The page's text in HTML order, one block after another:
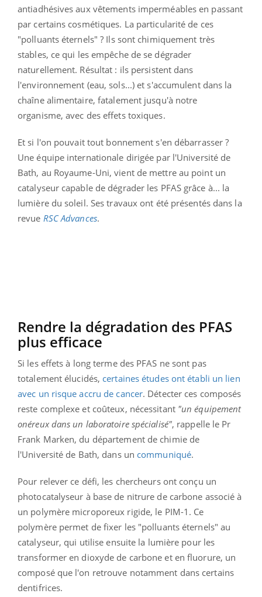
antiadhésives aux vêtements imperméables en passant
par certains cosmétiques. La particularité de ces
"polluants éternels" ? Ils sont chimiquement très
stables, ce qui les empêche de se dégrader
naturellement. Résultat : ils persistent dans
l'environnement (eau, sols...) et s'accumulent dans la
chaîne alimentaire, fatalement jusqu'à notre
organisme, avec des effets toxiques.
Et si l'on pouvait tout bonnement s'en débarrasser ?
Une équipe internationale dirigée par l'Université de
Bath, au Royaume-Uni, vient de mettre au point un
catalyseur capable de dégrader les PFAS grâce à... la
lumière du soleil. Ses travaux ont été présentés dans la
revue RSC Advances.
Rendre la dégradation des PFAS
plus efficace
Si les effets à long terme des PFAS ne sont pas
totalement élucidés, certaines études ont établi un lien
avec un risque accru de cancer. Détecter ces composés
reste complexe et coûteux, nécessitant"un équipement
onéreux dans un laboratoire spécialisé", rappelle le Pr
Frank Marken, du département de chimie de
l'Université de Bath, dans un communiqué.
Pour relever ce défi, les chercheurs ont conçu un
photocatalyseur à base de nitrure de carbone associé à
un polymère microporeux rigide, le PIM-1. Ce
polymère permet de fixer les "polluants éternels" au
catalyseur, qui utilise ensuite la lumière pour les
transformer en dioxyde de carbone et en fluorure, un
composé que l'on retrouve notamment dans certains
dentifrices.